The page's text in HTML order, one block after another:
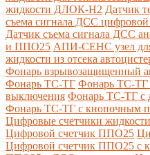
жидкости ДЛОК-Н2 Датчик
съема сигнала ДСС
Датчик съема сигнала ДСС
и ППО25 АПИ-СЕНС узел для
жидкости из отсека
Фонарь взрывозащищенный
Фонарь ТС-ТГ Фонарь ТС-ТГ
выключения Фонарь ТС-ТГ с
Фонарь ТС-ТГ с кнопочным
Цифровые счетчики жидкости
Цифровой счетчик ППО25
Цифровой счетчик ППО25 с